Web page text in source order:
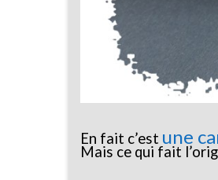
En fait c’est une
Mais ce qui fait